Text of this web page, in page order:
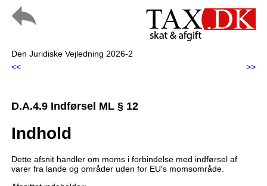
Den Juridiske Vejledning 2026-2
<<
>>
D.A.4.9 Indførsel ML § 12
Indhold
Dette afsnit handler om moms i forbindelse med indførsel af
varer fra lande og områder uden for EU's momsområde.